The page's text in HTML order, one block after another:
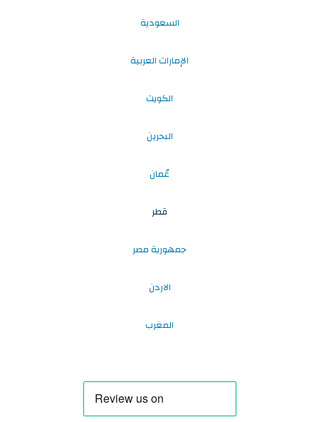
السعودية
الإمارات العربية
الكويت
البحرين
عُمان
قطر
جمهورية مصر
الاردن
المغرب